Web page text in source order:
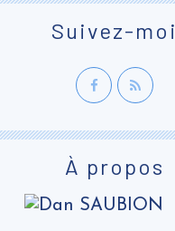
Suivez-moi
À propos